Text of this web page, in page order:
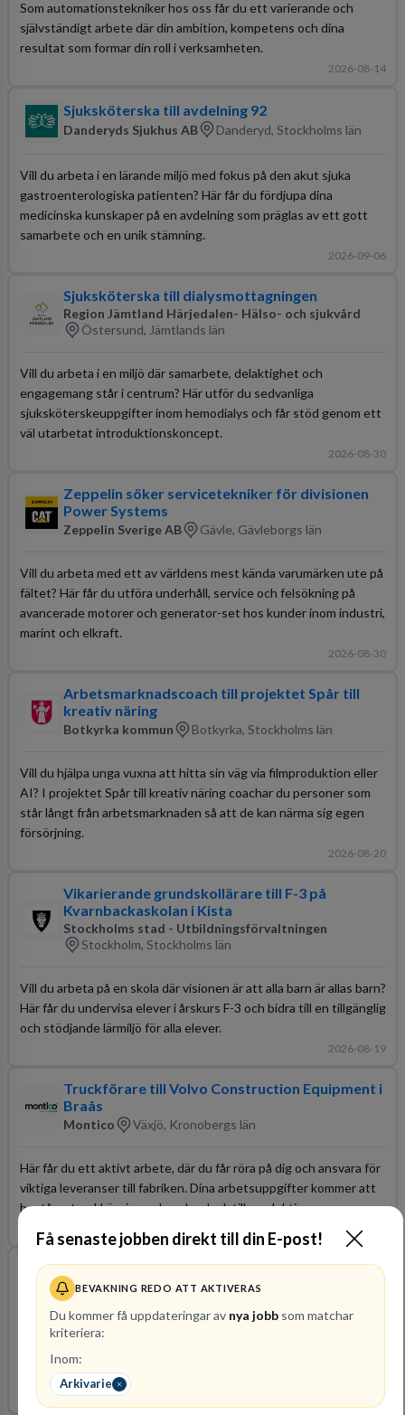
Få senaste jobben direkt till din E-post!
BEVAKNING REDO ATT AKTIVERAS
Du kommer få uppdateringar av nya jobb som matchar
kriteriera:
Inom:
Arkivarie
Som automationstekniker hos oss får du ett varierande och
självständigt arbete där din ambition, kompetens och dina
resultat som formar din roll i verksamheten.
2026-08-14
Sjuksköterska till avdelning 92
Danderyds Sjukhus AB Danderyd, Stockholms län
Vill du arbeta i en lärande miljö med fokus på den akut sjuka
gastroenterologiska patienten? Här får du fördjupa dina
medicinska kunskaper på en avdelning som präglas av ett gott
samarbete och en unik stämning.
2026-09-06
Sjuksköterska till dialysmottagningen
Region Jämtland Härjedalen- Hälso- och sjukvård
Östersund, Jämtlands län
Vill du arbeta i en miljö där samarbete, delaktighet och
engagemang står i centrum? Här utför du sedvanliga
sjuksköterskeuppgifter inom hemodialys och får stöd genom ett
väl utarbetat introduktionskoncept.
2026-08-30
Zeppelin söker servicetekniker för divisionen
Power Systems
Zeppelin Sverige AB Gävle, Gävleborgs län
Vill du arbeta med ett av världens mest kända varumärken ute på
fältet? Här får du utföra underhåll, service och felsökning på
avancerade motorer och generator-set hos kunder inom industri,
marint och elkraft.
2026-08-30
Arbetsmarknadscoach till projektet Spår till
kreativ näring
Botkyrka kommun Botkyrka, Stockholms län
Vill du hjälpa unga vuxna att hitta sin väg via filmproduktion eller
AI? I projektet Spår till kreativ näring coachar du personer som
står långt från arbetsmarknaden så att de kan närma sig egen
försörjning.
2026-08-20
Vikarierande grundskollärare till F-3 på
Kvarnbackaskolan i Kista
Stockholms stad - Utbildningsförvaltningen
Stockholm, Stockholms län
Vill du arbeta på en skola där visionen är att alla barn är allas barn?
Här får du undervisa elever i årskurs F-3 och bidra till en tillgänglig
och stödjande lärmiljö för alla elever.
2026-08-19
Truckförare till Volvo Construction Equipment i
Braås
Montico Växjö, Kronobergs län
Här får du ett aktivt arbete, där du får röra på dig och ansvara för
viktiga leveranser till fabriken. Dina arbetsuppgifter kommer att
bestå av truckkörning och orderplock till produktion.
2026-09-06
Truckförare sökes till vår kund i Växjö
Montico Växjö, Kronobergs län
Ditt nästa jobb innebär ett aktivt arbete med truckkörning och
orderplock till produktion. Du trivs i en miljö där du får chans att
arbeta självständigt under kvällstid.
2026-09-27